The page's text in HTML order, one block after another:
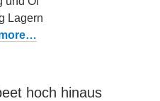
Lagern
hoch hinaus